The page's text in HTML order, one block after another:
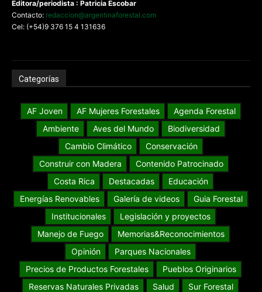
Editora/periodista : Patricia Escobar
Contacto: redaccion@argentinaforestal.com
Cel: (+54)9 376 15 4 131636
Categorías
AF Joven AF Mujeres Forestales
Agenda Forestal
Ambiente
Aves del Mundo
Biodiversidad
Cambio Climático
Conservación
Construir con Madera
Contenido Patrocinado
Costa Rica
Destacadas
Educación
Energías Renovables
Galería de videos
Guia Forestal
Institucionales
Legislación y proyectos
Manejo de Fuego
Memorias&Reconocimientos
Opinión
Parques Nacionales
Precios de Productos Forestales
Pueblos Originarios
Reservas Naturales Privadas
Salud
Sur Forestal